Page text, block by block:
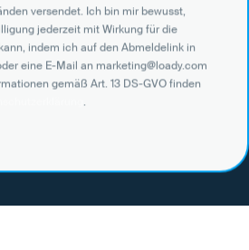
versendet. Ich bin mir bewusst,
jederzeit mit Wirkung für die
indem ich auf den Abmeldelink in
eine E-Mail an marketing@loady.com
gemäß Art. 13 DS-GVO finden
.